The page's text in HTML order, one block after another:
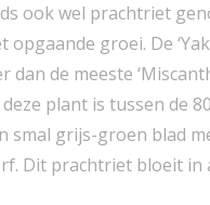
ook wel prachtriet
opgaande groei. De
dan de meeste
plant is tussen de
smal grijs-groen blad
Dit prachtriet bloeit in